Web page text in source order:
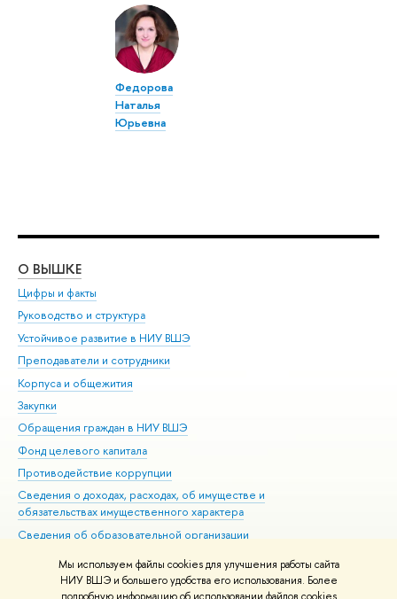
Мы используем файлы cookies для улучшения работы сайта
НИУ ВШЭ и большего удобства его использования. Более
Федорова
Наталья
Юрьевна
О ВЫШКЕ
Цифры и факты
Руководство и структура
Устойчивое развитие в НИУ ВШЭ
Преподаватели и сотрудники
Корпуса и общежития
Закупки
Обращения граждан в НИУ ВШЭ
Фонд целевого капитала
Противодействие коррупции
Сведения о доходах, расходах, об имуществе и
обязательствах имущественного характера
Сведения об образовательной организации
Людям с ограниченными возможностями здоровья
Единая платежная страница